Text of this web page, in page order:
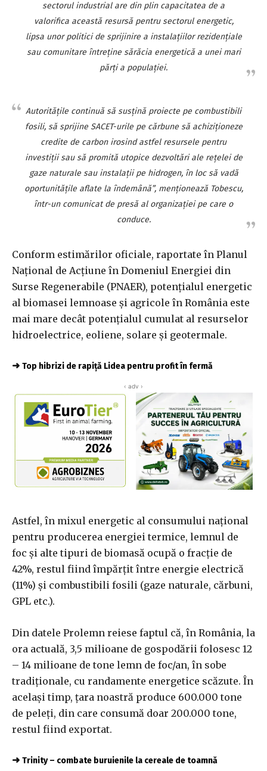
sectorul industrial are din plin capacitatea de a
valorifica această resursă pentru sectorul energetic,
lipsa unor politici de sprijinire a instalaţiilor rezidenţiale
sau comunitare întreţine sărăcia energetică a unei mari
părţi a populaţiei.
Autorităţile continuă să susţină proiecte pe combustibili
fosili, să sprijine SACET-urile pe cărbune să achiziţioneze
credite de carbon irosind astfel resursele pentru
investiţii sau să promită utopice dezvoltări ale reţelei de
gaze naturale sau instalaţii pe hidrogen, în loc să vadă
oportunităţile aflate la îndemână”, menţionează Tobescu,
într-un comunicat de presă al organizaţiei pe care o
conduce.
Conform estimărilor oficiale, raportate în Planul
Naţional de Acţiune în Domeniul Energiei din
Surse Regenerabile (PNAER), potenţialul energetic
al biomasei lemnoase şi agricole în România este
mai mare decât potenţialul cumulat al resurselor
hidroelectrice, eoliene, solare şi geotermale.
➜ Top hibrizi de rapiță Lidea pentru profit în fermă
‹ adv ›
Astfel, în mixul energetic al consumului naţional
pentru producerea energiei termice, lemnul de
foc şi alte tipuri de biomasă ocupă o fracţie de
42%, restul fiind împărţit între energie electrică
(11%) şi combustibili fosili (gaze naturale, cărbuni,
GPL etc.).
Din datele Prolemn reiese faptul că, în România, la
ora actuală, 3,5 milioane de gospodării folosesc 12
– 14 milioane de tone lemn de foc/an, în sobe
tradiţionale, cu randamente energetice scăzute. În
acelaşi timp, ţara noastră produce 600.000 tone
de peleţi, din care consumă doar 200.000 tone,
restul fiind exportat.
➜ Trinity – combate buruienile la cereale de toamnă